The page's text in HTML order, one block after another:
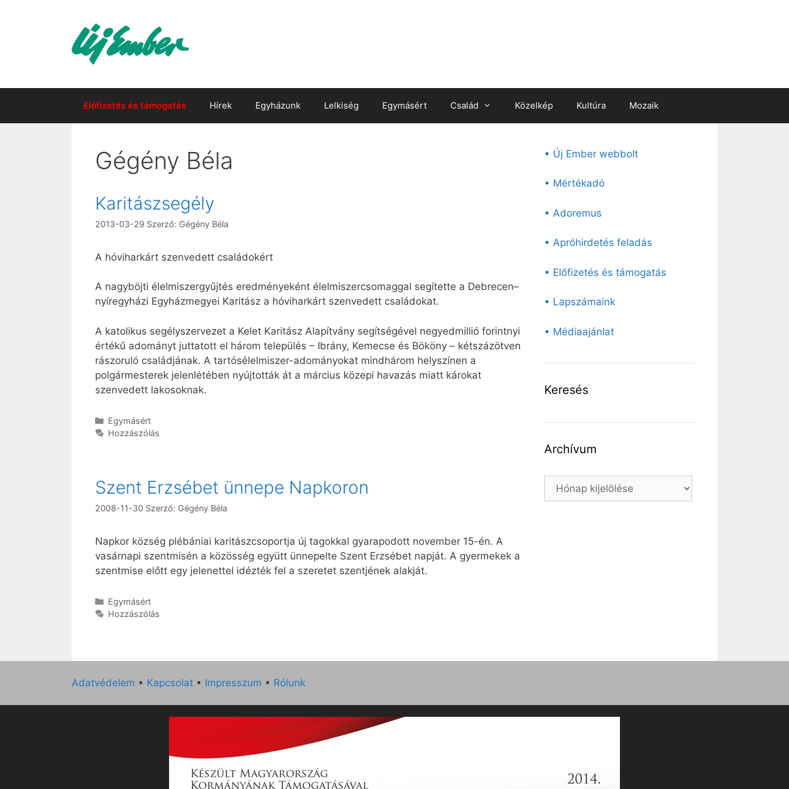
Előfizetés és támogatás Hírek Egyházunk Lelkiség Egymásért Család Közelkép Kultúra Mozaik
Gégény Béla
Karitászsegély
2013-03-29 Szerző: Gégény Béla
A hóviharkárt szenvedett családokért
A nagyböjti élelmiszergyűjtés eredményeként élelmiszercsomaggal segítette a Debrecen–
nyíregyházi Egyházmegyei Karitász a hóviharkárt szenvedett családokat.
A katolikus segélyszervezet a Kelet Karitász Alapítvány segítségével negyedmillió forintnyi
értékű adományt juttatott el három település – Ibrány, Kemecse és Bököny – kétszázötven
rászoruló családjának. A tartósélelmiszer-adományokat mindhárom helyszínen a
polgármesterek jelenlétében nyújtották át a március közepi havazás miatt károkat
szenvedett lakosoknak.
Kategória
Egymásért
Hozzászólás
Szent Erzsébet ünnepe Napkoron
2008-11-30 Szerző: Gégény Béla
Napkor község plébániai karitászcsoportja új tagokkal gyarapodott november 15-én. A
vasárnapi szentmisén a közösség együtt ünnepelte Szent Erzsébet napját. A gyermekek a
szentmise előtt egy jelenettel idézték fel a szeretet szentjének alakját.
Kategória
Egymásért
Hozzászólás
• Új Ember webbolt
• Mértékadó
• Adoremus
• Apróhirdetés feladás
• Előfizetés és támogatás
• Lapszámaink
• Médiaajánlat
Keresés
Archívum
Archívum
Adatvédelem • Kapcsolat • Impresszum • Rólunk